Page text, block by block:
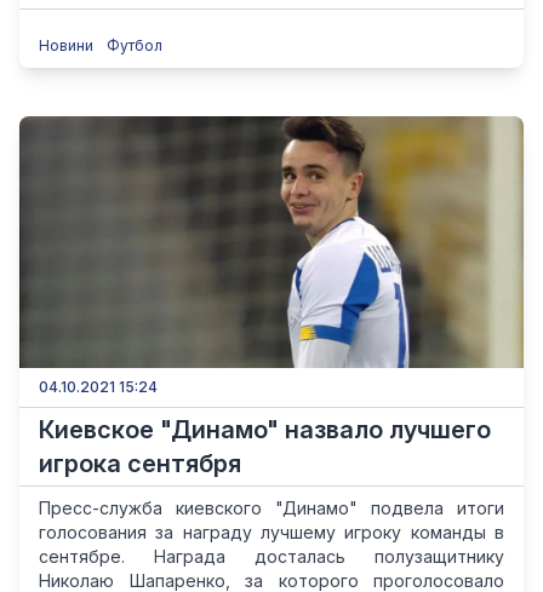
Новини Футбол
04.10.2021 15:24
Киевское "Динамо" назвало лучшего
игрока сентября
Пресс-служба киевского "Динамо" подвела итоги
голосования за награду лучшему игроку команды в
сентябре. Награда досталась полузащитнику
Николаю Шапаренко, за которого проголосовало